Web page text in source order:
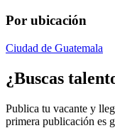
Por ubicación
Ciudad de Guatemala
¿Buscas
Publica tu vacante y
primera publicación es